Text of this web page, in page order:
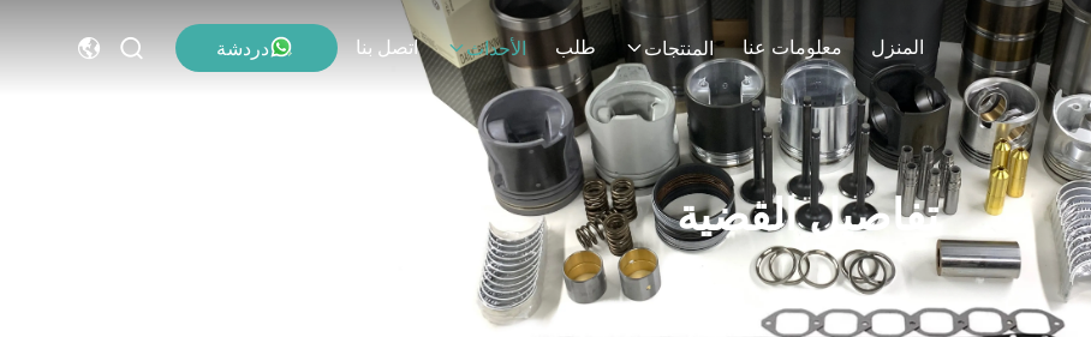
المنزل معلومات عنا المنتجات طلب الأحداث اتصل بنا دردشة
تفاصيل القضية